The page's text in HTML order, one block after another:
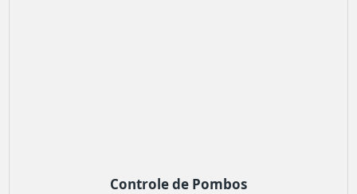
Controle de Pombos